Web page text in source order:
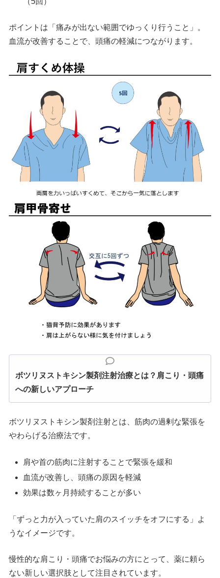
ポイントは「痛みが出ない範囲でゆっくり行うこと」。
血流が改善することで、頭痛の軽減につながります。
ボツリヌストキシン製剤注射治療とは？肩こり・頭痛
への新しいアプローチ
ボツリヌストキシン製剤注射とは、筋肉の過剰な緊張を
やわらげる治療法です。
肩や首の筋肉に注射することで緊張を緩和
血流が改善し、頭痛の原因を軽減
効果は数ヶ月持続することが多い
「ずっと力が入っていた肩のスイッチをオフにする」よ
うなイメージです。
慢性的な肩こり・頭痛でお悩みの方にとって、薬に頼ら
ない新しい選択肢として注目されています。